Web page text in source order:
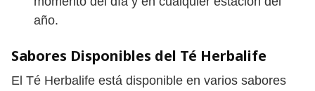
año.
Sabores Disponibles del Té Herbalife
El Té Herbalife está disponible en varios sabores